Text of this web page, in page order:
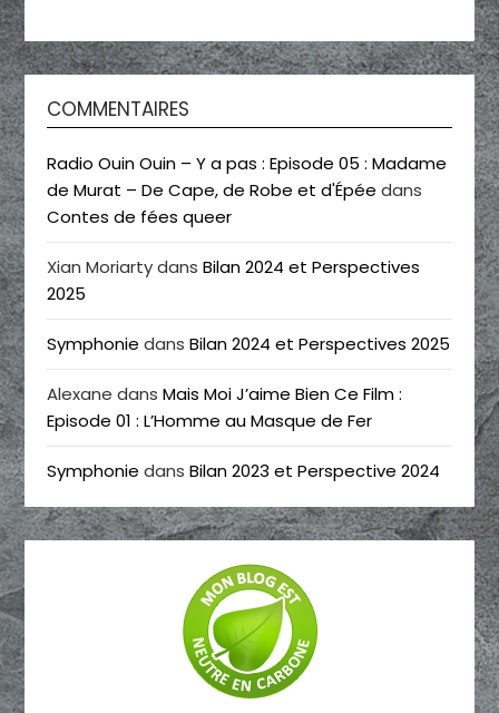
COMMENTAIRES
Radio Ouin Ouin – Y a pas : Episode 05 : Madame
de Murat – De Cape, de Robe et d'Épée dans
Contes de fées queer
Xian MoriartydansBilan 2024 et Perspectives
2025
Symphonie dansBilan 2024 et Perspectives 2025
Alexane dansMais Moi J’aime Bien Ce Film :
Episode 01 : L’Homme au Masque de Fer
Symphonie dansBilan 2023 et Perspective 2024